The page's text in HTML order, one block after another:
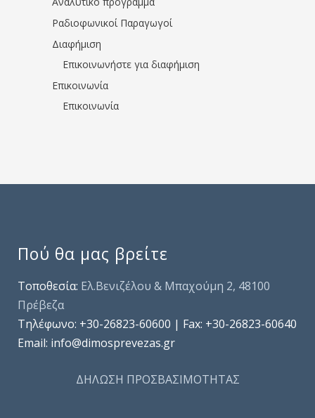
Ραδιοφωνικοί Παραγωγοί
Διαφήμιση
Επικοινωνήστε για διαφήμιση
Επικοινωνία
Επικοινωνία
Πού θα μας βρείτε
Τοποθεσία: Ελ.Βενιζέλου & Μπαχούμη 2, 48100
Πρέβεζα
Τηλέφωνo: +30-26823-60600 | Fax: +30-26823-60640
Email: info@dimosprevezas.gr
ΔΗΛΩΣΗ ΠΡΟΣΒΑΣΙΜΟΤΗΤΑΣ